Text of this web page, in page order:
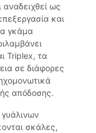
ως
και
γκάμα
Triplex, τα
σε διάφορες
απόδοσης.
γυάλινων
σκάλες,